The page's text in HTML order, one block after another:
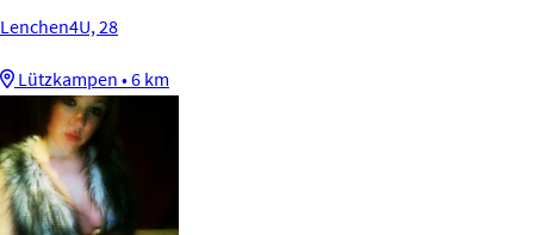
Lenchen4U, 28
Lützkampen • 6 km